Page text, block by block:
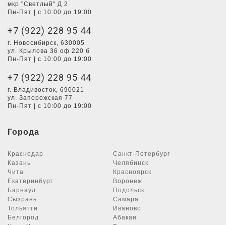
мкр "Светлый" Д 2
Пн-Пят | с 10:00 до 19:00
+7 (922) 228 95 44
г. Новосибирск, 630005
ул. Крылова 36 оф 220 б
Пн-Пят | с 10:00 до 19:00
+7 (922) 228 95 44
г. Владивосток, 690021
ул. Запорожская 77
Пн-Пят | с 10:00 до 19:00
Города
Краснодар
Санкт-Петербург
Казань
Челябинск
Чита
Красноярск
Екатеринбург
Воронеж
Барнаул
Подольск
Сызрань
Самара
Тольятти
Иваново
Белгород
Абакан